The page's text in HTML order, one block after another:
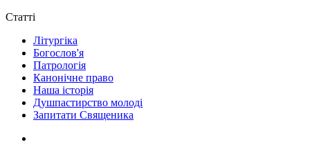
Статті
Літургіка
Богослов'я
Патрологія
Канонічне право
Наша історія
Душпастирство молоді
Запитати Священика